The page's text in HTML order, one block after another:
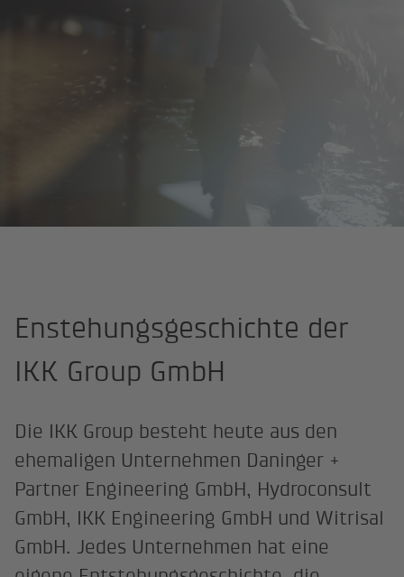
Enstehungsgeschichte der
IKK Group GmbH
Die IKK Group besteht heute aus den
ehemaligen Unternehmen Daninger +
Partner Engineering GmbH, Hydroconsult
GmbH, IKK Engineering GmbH und Witrisal
GmbH. Jedes Unternehmen hat eine